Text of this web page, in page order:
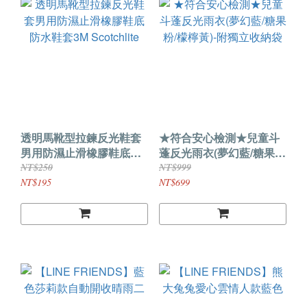
透明馬靴型拉鍊反光鞋套
男用防濕止滑橡膠鞋底防
水鞋套3M Scotchlite
NT$250
NT$195
★符合安心檢測★兒童斗
蓬反光雨衣(夢幻藍/糖果
粉/檬檸黃)-附獨立收納袋
NT$999
NT$699